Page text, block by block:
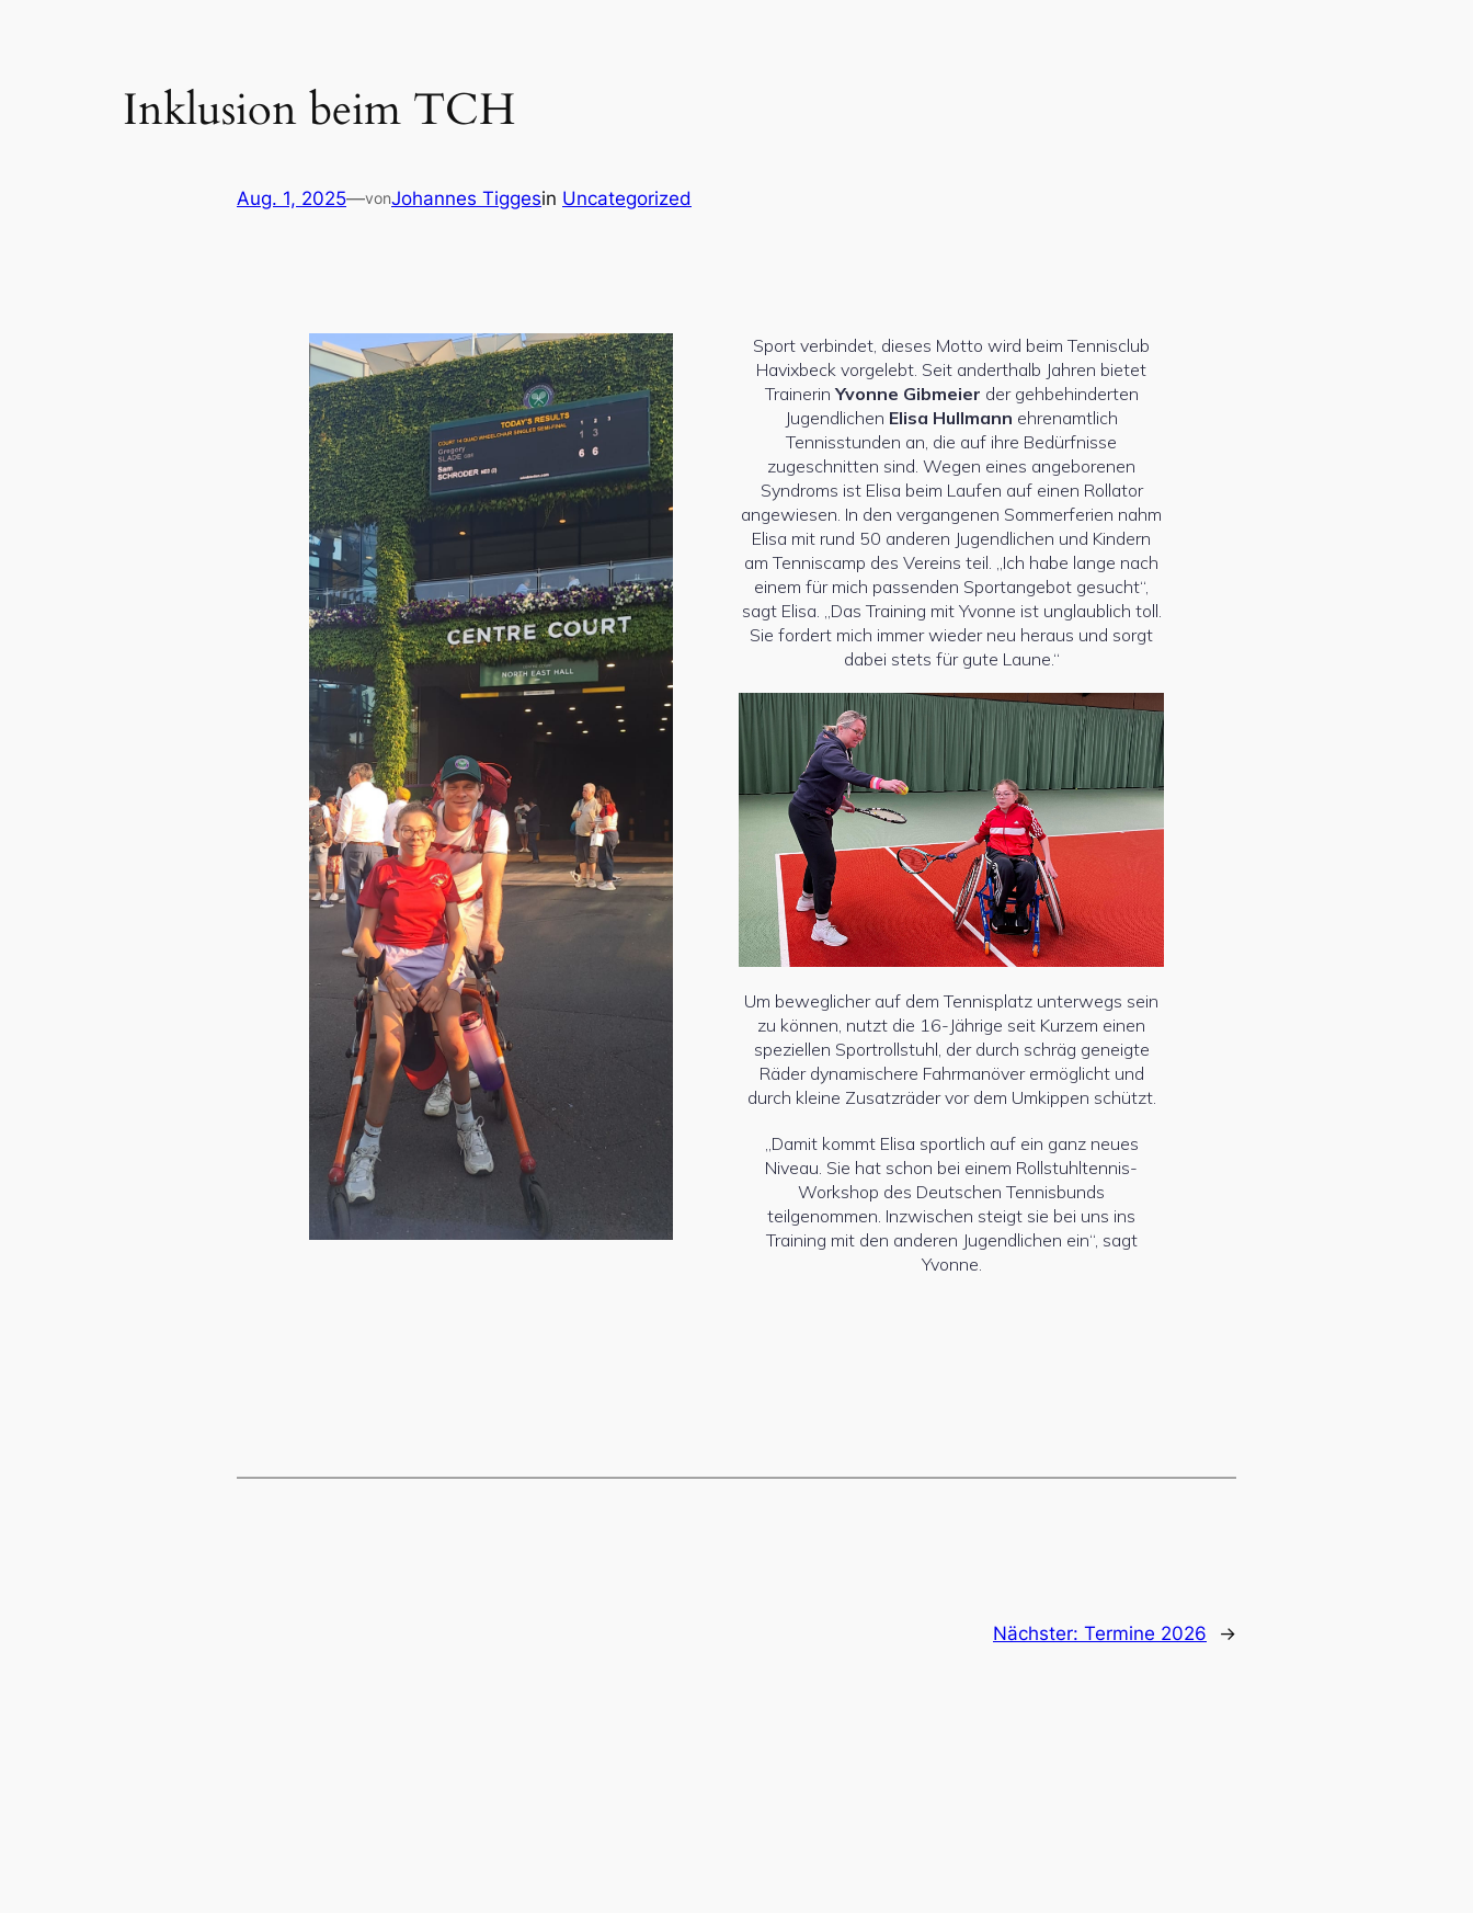
Inklusion beim TCH
Aug. 1, 2025—vonJohannes Tiggesin Uncategorized
Sport verbindet, dieses Motto wird beim Tennisclub
Havixbeck vorgelebt. Seit anderthalb Jahren bietet
TrainerinYvonne Gibmeier der gehbehinderten
Jugendlichen Elisa Hullmann ehrenamtlich
Tennisstunden an, die auf ihre Bedürfnisse
zugeschnitten sind. Wegen eines angeborenen
Syndroms ist Elisa beim Laufen auf einen Rollator
angewiesen. In den vergangenen Sommerferien nahm
Elisa mit rund 50 anderen Jugendlichen und Kindern
am Tenniscamp des Vereins teil. „Ich habe lange nach
einem für mich passenden Sportangebot gesucht“,
sagt Elisa. „Das Training mit Yvonne ist unglaublich toll.
Sie fordert mich immer wieder neu heraus und sorgt
dabei stets für gute Laune.“
Um beweglicher auf dem Tennisplatz unterwegs sein
zu können, nutzt die 16-Jährige seit Kurzem einen
speziellen Sportrollstuhl, der durch schräg geneigte
Räder dynamischere Fahrmanöver ermöglicht und
durch kleine Zusatzräder vor dem Umkippen schützt.
„Damit kommt Elisa sportlich auf ein ganz neues
Niveau. Sie hat schon bei einem Rollstuhltennis-
Workshop des Deutschen Tennisbunds
teilgenommen. Inzwischen steigt sie bei uns ins
Training mit den anderen Jugendlichen ein“, sagt
Yvonne.
Nächster: Termine 2026 →